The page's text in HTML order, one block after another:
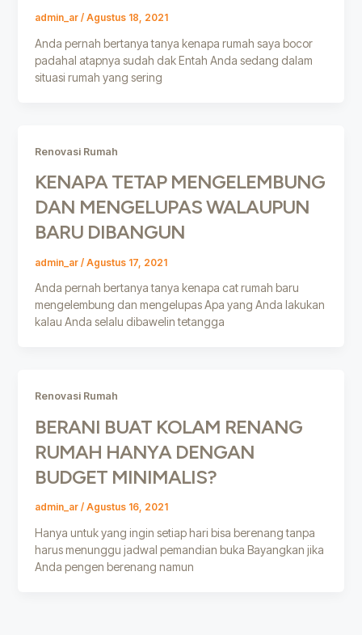
admin_ar / Agustus 18, 2021
Anda pernah bertanya tanya kenapa rumah saya bocor
padahal atapnya sudah dak Entah Anda sedang dalam
situasi rumah yang sering
Renovasi Rumah
KENAPA TETAP MENGELEMBUNG
DAN MENGELUPAS WALAUPUN
BARU DIBANGUN
admin_ar / Agustus 17, 2021
Anda pernah bertanya tanya kenapa cat rumah baru
mengelembung dan mengelupas Apa yang Anda lakukan
kalau Anda selalu dibawelin tetangga
Renovasi Rumah
BERANI BUAT KOLAM RENANG
RUMAH HANYA DENGAN
BUDGET MINIMALIS?
admin_ar / Agustus 16, 2021
Hanya untuk yang ingin setiap hari bisa berenang tanpa
harus menunggu jadwal pemandian buka Bayangkan jika
Anda pengen berenang namun